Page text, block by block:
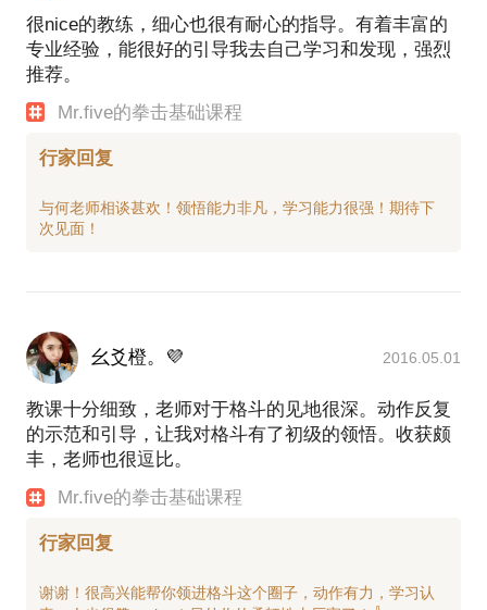
很nice的教练，细心也很有耐心的指导。有着丰富的
专业经验，能很好的引导我去自己学习和发现，强烈
推荐。
Mr.five的拳击基础课程
行家回复
与何老师相谈甚欢！领悟能力非凡，学习能力很强！期待下
幺爻橙。💜 2016.05.01
教课十分细致，老师对于格斗的见地很深。动作反复
的示范和引导，让我对格斗有了初级的领悟。收获颇
丰，老师也很逗比。
Mr.five的拳击基础课程
行家回复
谢谢！很高兴能帮你领进格斗这个圈子，动作有力，学习认